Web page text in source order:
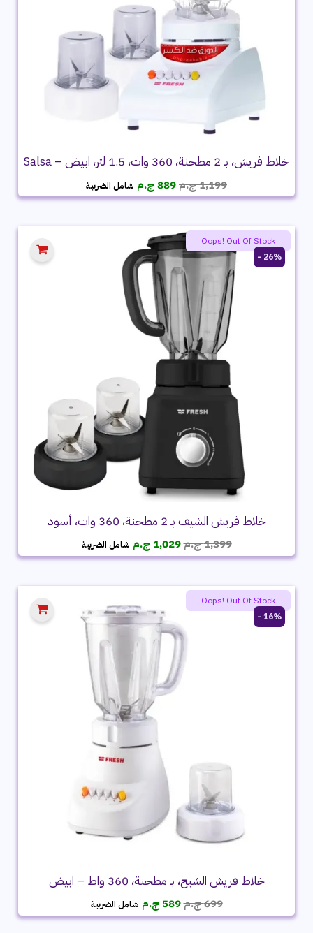
خلاط فريش، بـ 2 مطحنة، 360 وات، 1.5 لتر، ابيض – Salsa
1,199ج.مالسعر
الأصلي
1,199 ج.م.
889 ج.م السعر
الحالي
889 ج.م.
شامل الضريبة
26% -
خلاط فريش الشيف بـ 2 مطحنة، 360 وات، أسود
1,399ج.مالسعر
الأصلي
1,399 ج.م.
1,029 ج.م السعر
الحالي
1,029 ج.م.
شامل الضريبة
Oops! Out Of Stock
16% -
خلاط فريش الشبح، بـ مطحنة، 360 واط – ابيض
699ج.مالسعر
الأصلي
589 ج.م السعر
الحالي
شامل الضريبة
Oops! Out Of Stock